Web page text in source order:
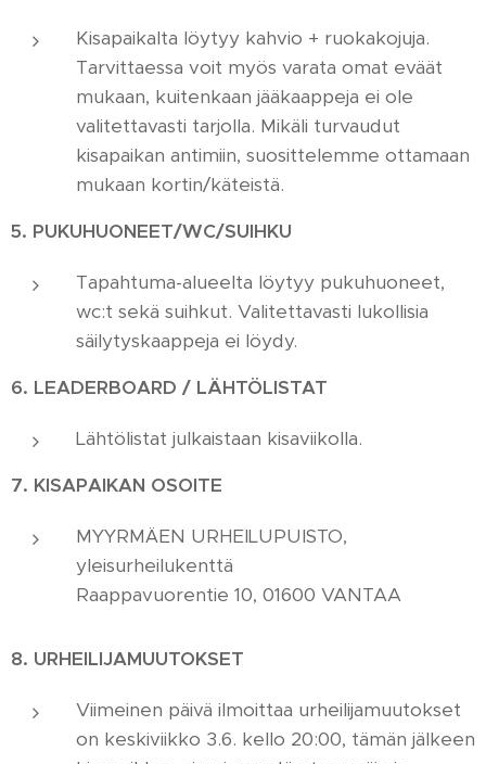
Kisapaikalta löytyy kahvio + ruokakojuja.
Tarvittaessa voit myös varata omat eväät
mukaan, kuitenkaan jääkaappeja ei ole
valitettavasti tarjolla. Mikäli turvaudut
kisapaikan antimiin, suosittelemme ottamaan
mukaan kortin/käteistä.
5. PUKUHUONEET/WC/SUIHKU
Tapahtuma-alueelta löytyy pukuhuoneet,
wc:t sekä suihkut. Valitettavasti lukollisia
säilytyskaappeja ei löydy.
6. LEADERBOARD / LÄHTÖLISTAT
Lähtölistat julkaistaan kisaviikolla.
7. KISAPAIKAN OSOITE
MYYRMÄEN URHEILUPUISTO,
yleisurheilukenttä
Raappavuorentie 10, 01600 VANTAA
8. URHEILIJAMUUTOKSET
Viimeinen päivä ilmoittaa urheilijamuutokset
on keskiviikko 3.6. kello 20:00, tämän jälkeen